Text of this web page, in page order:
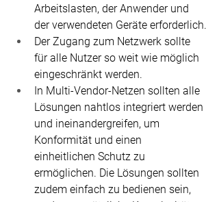
Arbeitslasten, der Anwender und
der verwendeten Geräte erforderlich.
Der Zugang zum Netzwerk sollte
für alle Nutzer so weit wie möglich
eingeschränkt werden.
In Multi-Vendor-Netzen sollten alle
Lösungen nahtlos integriert werden
und ineinandergreifen, um
Konformität und einen
einheitlichen Schutz zu
ermöglichen. Die Lösungen sollten
zudem einfach zu bedienen sein,